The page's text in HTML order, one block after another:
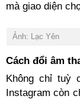
mà giao diện
Ảnh: Lạc Yên
Cách đổi âm
Không chỉ tuỳ
Instagram còn